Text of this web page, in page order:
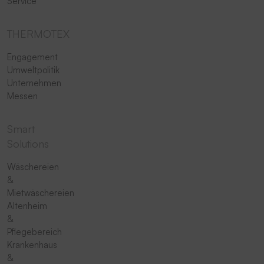
Engagement
Umweltpolitik
Unternehmen
Messen
Wäschereien
&
Mietwäschereien
Altenheim
&
Pflegebereich
Krankenhaus
&